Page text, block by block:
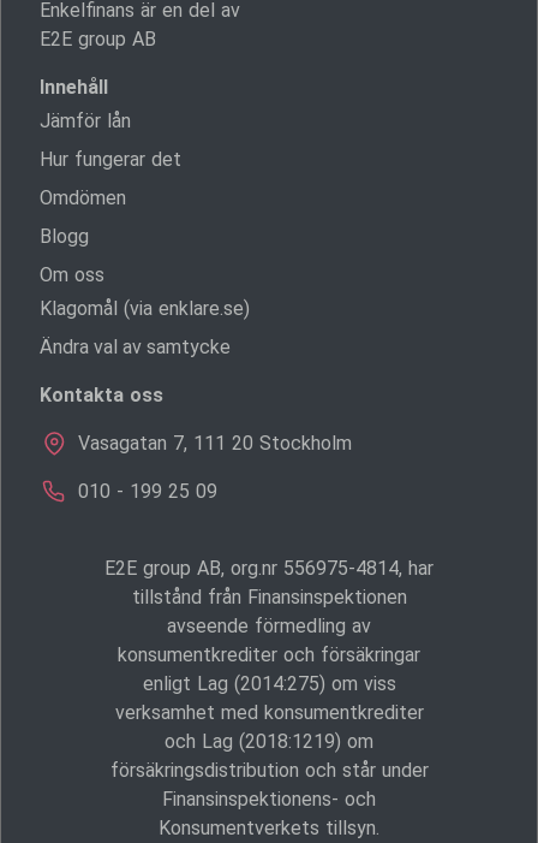
Enkelfinans är en del av
E2E group AB
Innehåll
Jämför lån
Hur fungerar det
Omdömen
Blogg
Om oss
Klagomål (via enklare.se)
Ändra val av samtycke
Kontakta oss
Vasagatan 7, 111 20 Stockholm
010 - 199 25 09
E2E group AB, org.nr 556975-4814, har
tillstånd från Finansinspektionen
avseende förmedling av
konsumentkrediter och försäkringar
enligt Lag (2014:275) om viss
verksamhet med konsumentkrediter
och Lag (2018:1219) om
försäkringsdistribution och står under
Finansinspektionens- och
Konsumentverkets tillsyn.